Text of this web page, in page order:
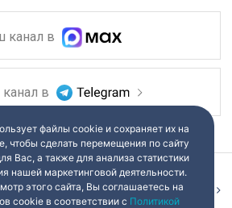
канал в
в
файлы cookie и сохраняет их на
чтобы сделать перемещения по сайту
Вас, а также для анализа статистики
нашей маркетинговой деятельности.
этого сайта, Вы соглашаетесь на
cookie в соответствии с Политикой